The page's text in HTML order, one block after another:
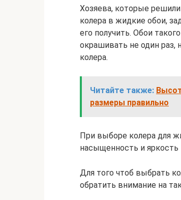
Хозяева, которые
колера в жидкие обои,
его получить. Обои
окрашивать не один раз,
колера.
Читайте также:
размеры правильно
При выборе колера для
насыщенность и яркость
Для того чтоб выбрать
обратить внимание на